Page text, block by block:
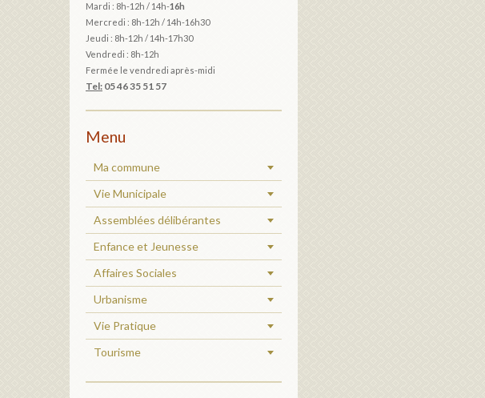
Mardi : 8h-12h / 14h-16h
Mercredi : 8h-12h / 14h-16h30
Jeudi : 8h-12h / 14h-17h30
Vendredi : 8h-12h
Fermée le vendredi après-midi
Tel: 05 46 35 51 57
Menu
Ma commune
Vie Municipale
Assemblées délibérantes
Enfance et Jeunesse
Affaires Sociales
Urbanisme
Vie Pratique
Tourisme